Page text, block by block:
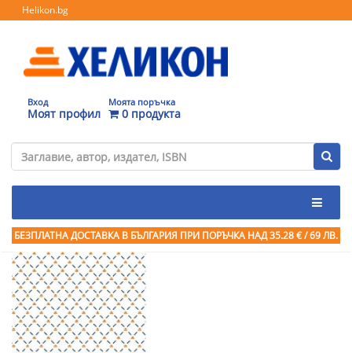
Helikon.bg
Вход
Моят профил
Моята поръчка
0 продукта
БЕЗПЛАТНА ДОСТАВКА В БЪЛГАРИЯ ПРИ ПОРЪЧКА НАД 35.28 € / 69 ЛВ.